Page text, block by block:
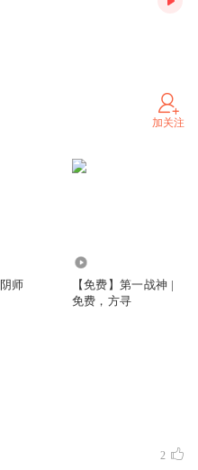
加关注
师
【免费】第一战神 |
免费，方寻
2